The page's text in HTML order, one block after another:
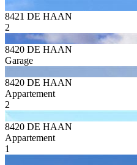
8421 DE HAAN
2
8420 DE HAAN
Garage
8420 DE HAAN
Appartement
2
8420 DE HAAN
Appartement
1